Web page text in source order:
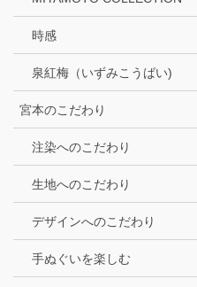
時感
泉紅梅（いずみこうばい)
宮本のこだわり
注染へのこだわり
生地へのこだわり
デザインへのこだわり
手ぬぐいを楽しむ